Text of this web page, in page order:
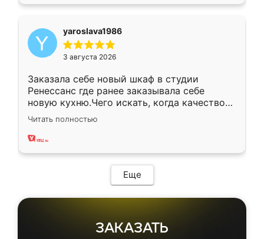
yaroslava1986
3 августа 2026
Заказала себе новый шкаф в студии
Ренессанс где ранее заказывала себе
новую кухню.Чего искать, когда качеством
вполне довольна. Служит кухня уже почти
два года, нареканий нет.
Читать полностью
Еще
ЗАКАЗАТЬ